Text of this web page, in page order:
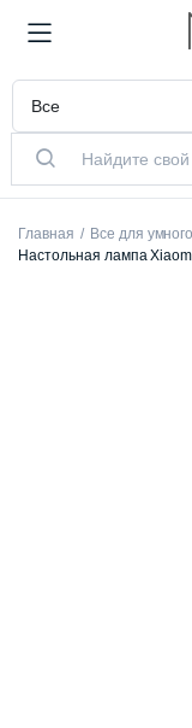
Главная Все для
Настольная лампа